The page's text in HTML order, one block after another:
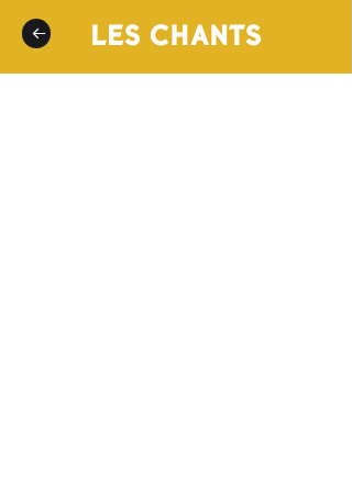
LES CHANTS